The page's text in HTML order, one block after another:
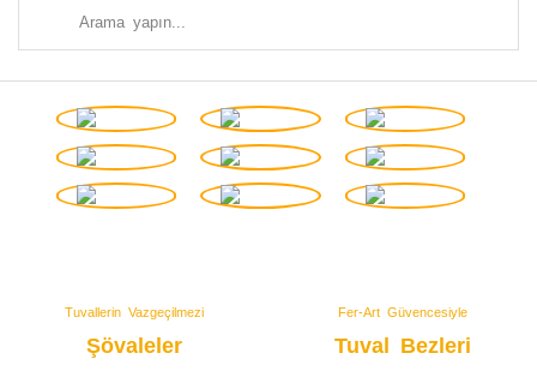
Tuvallerin Vazgeçilmezi
Şövaleler
Fer-Art Güvencesiyle
Tuval Bezleri